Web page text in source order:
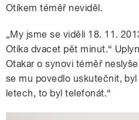
Otíkem téměř neviděl.
„My jsme se viděli 18. 11.
Otíka dvacet pět minut.“
Otakar o synovi téměř
se mu povedlo uskutečnit,
letech, to byl telefonát.“